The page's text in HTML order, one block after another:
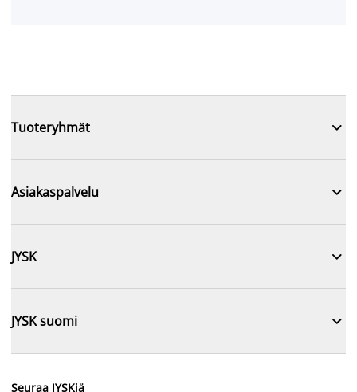
Tuoteryhmät 
Asiakaspalvelu 
JYSK 
JYSK suomi 
Seuraa JYSKiä